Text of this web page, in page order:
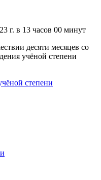
г. в 13 часов 00 минут
десяти месяцев со
учёной степени
степени